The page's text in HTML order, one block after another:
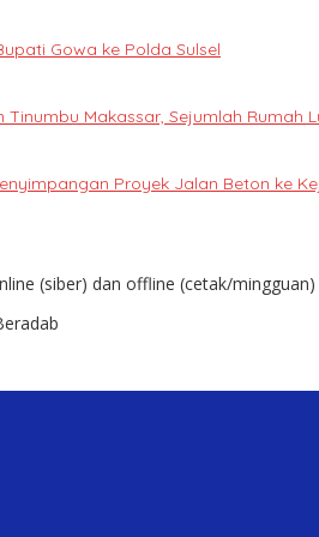
Gowa ke Polda Sulsel
Makassar, Sejumlah Rumah
Proyek Jalan Beton ke
(siber) dan offline (cetak/